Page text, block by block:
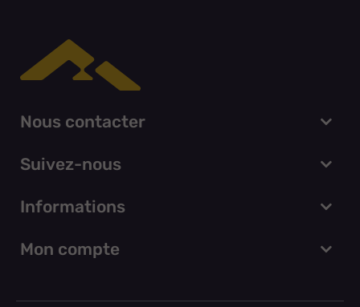
Nous contacter
Suivez-nous
Informations
Mon compte